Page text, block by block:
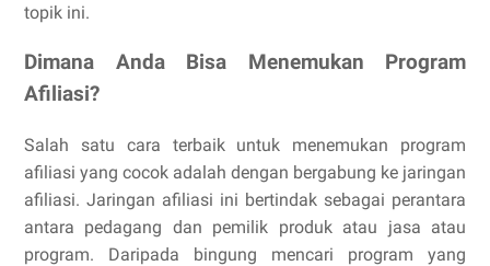
topik ini.
Dimana Anda Bisa Menemukan Program
Afiliasi?
Salah satu cara terbaik untuk menemukan program
afiliasi yang cocok adalah dengan bergabung ke jaringan
afiliasi. Jaringan afiliasi ini bertindak sebagai perantara
antara pedagang dan pemilik produk atau jasa atau
program. Daripada bingung mencari program yang